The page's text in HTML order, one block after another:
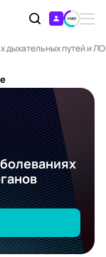
дыхательных путей и